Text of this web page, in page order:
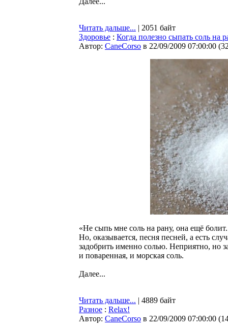
Читать дальше... | 2051 байт
Здоровье : Когда полезно сыпать соль на
Автор: CaneCorso в 22/09/2009 07:00:00 (
«Не сыпь мне соль на рану, она ещё
Но, оказывается, песня песней, а есть
задобрить именно солью. Неприятно, но
и поваренная, и морская соль.
Далее...
Читать дальше... | 4889 байт
Разное : Relax!
Автор: CaneCorso в 22/09/2009 07:00:00 (